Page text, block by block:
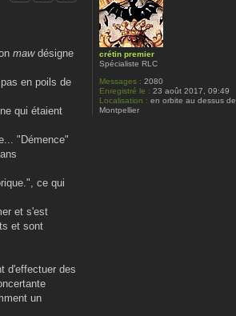
crétin premier
Spécialiste RLC
Messages : 2080
Enregistré le : 23 août 2017, 09:49
Localisation : en orbite au dessus de
Montpellier
mawdésigne
en poils de
qui étaient
"Démence"
ce qui
et s'est
et sont
d'effectuer des
un